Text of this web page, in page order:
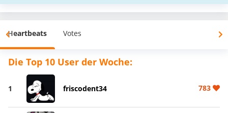
Heartbeats Votes
Die Top 10 User der Woche:
1 friscodent34 783